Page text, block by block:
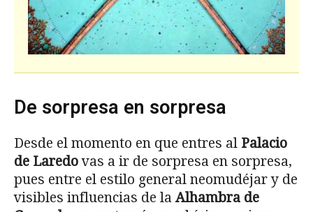
De sorpresa en sorpresa
Desde el momento en que entres al Palacio
de Laredovas a ir de sorpresa en sorpresa,
pues entre el estilo general neomudéjar y de
visibles influencias de la Alhambra de